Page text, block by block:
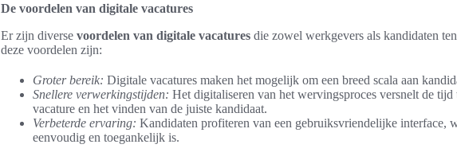
De voordelen van digitale vacatures
Er zijn diverse voordelen van digitale vacatures die zowel werkgevers als kandidaten
deze voordelen zijn:
Groter bereik: Digitale vacatures maken het mogelijk om een breed scala aan
Snellere verwerkingstijden: Het digitaliseren van het wervingsproces versnelt de tijd
vacature en het vinden van de juiste kandidaat.
Verbeterde ervaring: Kandidaten profiteren van een gebruiksvriendelijke interface,
eenvoudig en toegankelijk is.